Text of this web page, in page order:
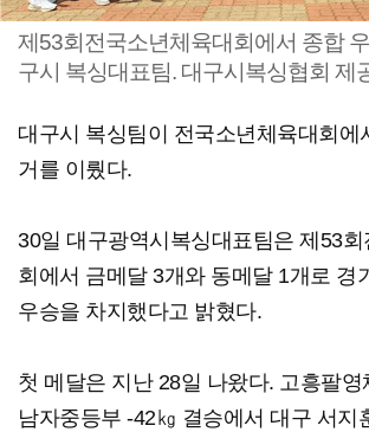
제53회전국소년체육대회에서 종합
구시 복싱대표팀. 대구시복싱협회 제
대구시 복싱팀이 전국소년체육대회에
거를 이뤘다.
30일 대구광역시복싱대표팀은 제53회
회에서 금메달 3개와 동메달 1개로 경
우승을 차지했다고 밝혔다.
첫 메달은 지난 28일 나왔다. 고흥팔
남자중등부 -42㎏ 결승에서 대구 서지